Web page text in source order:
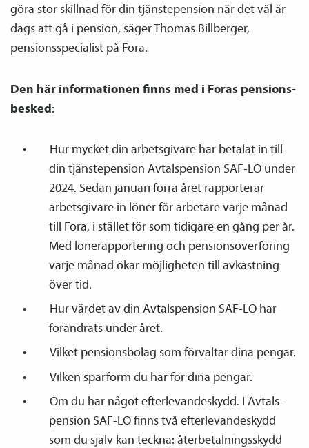
göra stor skillnad för din tjänste­pension när det väl är
dags att gå i pension, säger Thomas Billberger,
pensions­specialist på Fora.
Den här informationen finns med i Foras pensions­
besked:
Hur mycket din arbetsgivare har betalat in till
din tjänste­pension Avtals­pension SAF-LO under
2024. Sedan januari förra året rapporterar
arbetsgivare in löner för arbetare varje månad
till Fora, i stället för som tidigare en gång per år.
Med löne­­rapportering och pensions­överföring
varje månad ökar möjligheten till avkastning
över tid.
Hur värdet av din Avtals­pension SAF-LO har
förändrats under året.
Vilket pensions­bolag som förvaltar dina pengar.
Vilken sparform du har för dina pengar.
Om du har något efterlevandeskydd. I Avtals­
pension SAF-LO finns två efterlevandeskydd
som du själv kan teckna: återbetalnings­skydd